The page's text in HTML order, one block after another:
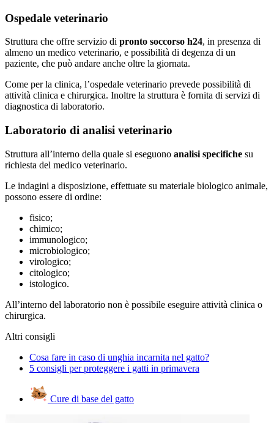
Ospedale veterinario
Struttura che offre servizio di pronto soccorso h24, in presenza di
almeno un medico veterinario, e possibilità di degenza di un
paziente, che può andare anche oltre la giornata.
Come per la clinica, l’ospedale veterinario prevede possibilità di
attività clinica e chirurgica. Inoltre la struttura è fornita di servizi di
diagnostica di laboratorio.
Laboratorio di analisi veterinario
Struttura all’interno della quale si eseguono analisi specifiche su
richiesta del medico veterinario.
Le indagini a disposizione, effettuate su materiale biologico animale,
possono essere di ordine:
fisico;
chimico;
immunologico;
microbiologico;
virologico;
citologico;
istologico.
All’interno del laboratorio non è possibile eseguire attività clinica o
chirurgica.
Altri consigli
Cosa fare in caso di unghia incarnita nel gatto?
5 consigli per proteggere i gatti in primavera
Cure di base del gatto